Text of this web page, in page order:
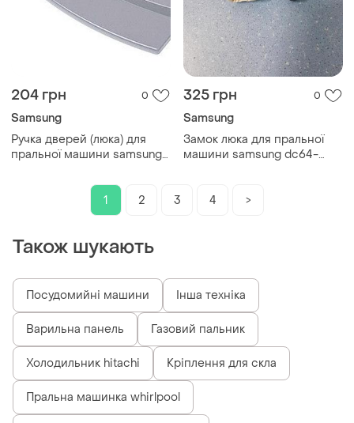
204 грн 0
Samsung
Ручка дверей (люка) для
пральної машини samsung
325 грн 0
Samsung
Замок люка для пральної
машини samsung dc64-
1 2 3 4 >
Також шукають
Посудомийні машини Інша техніка
Варильна панель Газовий пальник
Холодильник hitachi Кріплення для скла
Пральна машинка whirlpool